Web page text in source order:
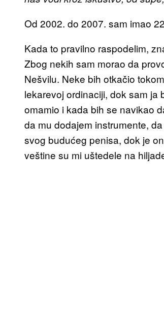
Od 2002. do 2007. sam imao
Kada to pravilno raspodelim,
Zbog nekih sam morao da
Nešvilu. Neke bih otkačio
lekarevoj ordinaciji, dok sam ja
omamio i kada bih se navikao
da mu dodajem instrumente,
svog budućeg penisa, dok je
veštine su mi uštedele na